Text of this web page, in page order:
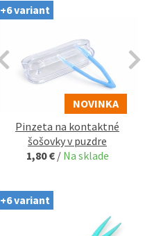
NOVINKA
+6 variant
Pinzeta na kontaktné
šošovky v puzdre
1,80 € / Na sklade
+6 variant